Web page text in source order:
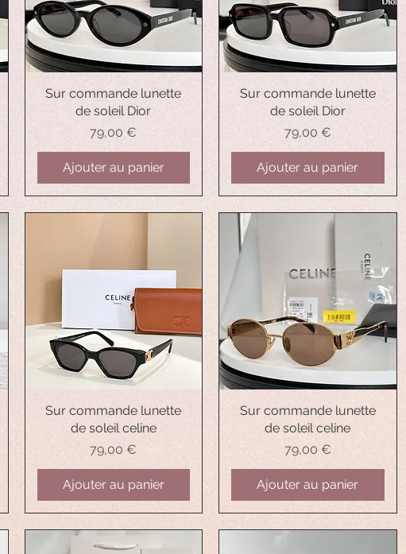
Aperçu rapide
Sur commande lunette
de soleil Dior
Prix
79,00 €
Ajouter au panier
Aperçu rapide
Sur commande lunette
de soleil Dior
Prix
79,00 €
Ajouter au panier
Aperçu rapide
Sur commande lunette
de soleil celine
Prix
79,00 €
Ajouter au panier
Aperçu rapide
Sur commande lunette
de soleil celine
Prix
79,00 €
Ajouter au panier